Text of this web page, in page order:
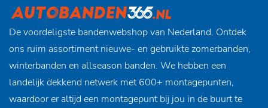
De voordeligste bandenwebshop van Nederland. Ontdek
ons ruim assortiment nieuwe- en gebruikte zomerbanden,
winterbanden en allseason banden. We hebben een
landelijk dekkend netwerk met 600+ montagepunten,
waardoor er altijd een montagepunt bij jou in de buurt te